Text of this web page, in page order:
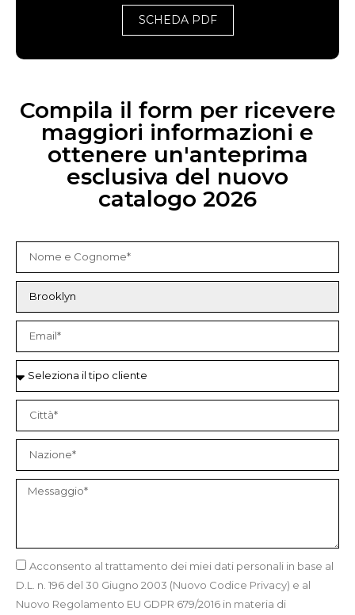
SCHEDA PDF
Compila il form per ricevere
maggiori informazioni e
ottenere un'anteprima
esclusiva del nuovo
catalogo 2026
Acconsento al trattamento dei miei dati personali in base al
D.L. n. 196 del 30 Giugno 2003 (Nuovo Codice Privacy) e al
Nuovo Regolamento EU GDPR 679/2016 in materia di